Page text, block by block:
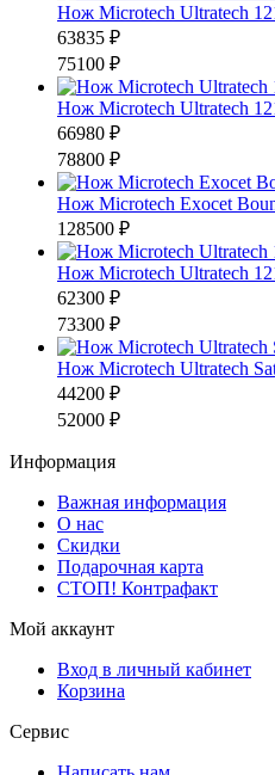
Нож Microtech Ultratech
63835 ₽
75100 ₽
Нож Microtech Ultratech
66980 ₽
78800 ₽
Нож Microtech Exocet
128500 ₽
Нож Microtech Ultratech
62300 ₽
73300 ₽
Нож Microtech Ultratech
44200 ₽
52000 ₽
Информация
Важная информация
О нас
Скидки
Подарочная карта
СТОП! Контрафакт
Мой аккаунт
Вход в личный кабинет
Корзина
Сервис